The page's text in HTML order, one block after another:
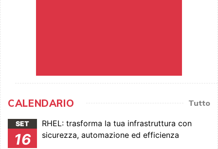
CALENDARIO Tutto
SET
16
RHEL: trasforma la tua infrastruttura con
sicurezza, automazione ed efficienza